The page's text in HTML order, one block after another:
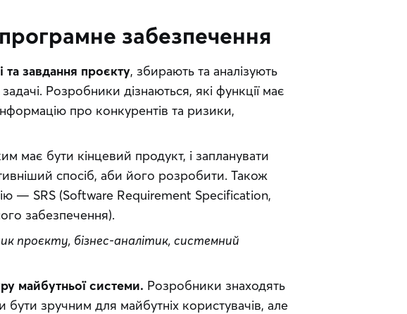
забезпечення
та завдання проєкту, збирають та аналізують
Розробники дізнаються, які функції має
про конкурентів та ризики,
має бути кінцевий продукт, і запланувати
спосіб, аби його розробити. Також
— SRS (Software Requirement Specification,
забезпечення).
проєкту, бізнес-аналітик, системний
майбутньої системи. Розробники знаходять
зручним для майбутніх користувачів, але